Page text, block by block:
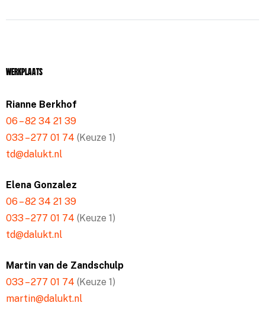
Werkplaats
Rianne Berkhof
06 – 82 34 21 39
033 – 277 01 74 (Keuze 1)
td@dalukt.nl
Elena Gonzalez
06 – 82 34 21 39
033 – 277 01 74 (Keuze 1)
td@dalukt.nl
Martin van de Zandschulp
033 – 277 01 74 (Keuze 1)
martin@dalukt.nl